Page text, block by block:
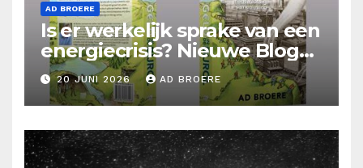
AD BROERE
Is er werkelijk sprake van een
energiecrisis? Nieuwe Blog
Ad Broere
20 JUNI 2026 AD BROERE